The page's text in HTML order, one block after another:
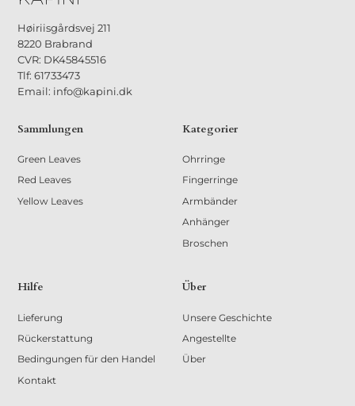
Høiriisgårdsvej 211
8220 Brabrand
CVR: DK45845516
Tlf: 61733473
Email: info@kapini.dk
Sammlungen
Green Leaves
Red Leaves
Yellow Leaves
Kategorier
Ohrringe
Fingerringe
Armbänder
Anhänger
Broschen
Hilfe
Lieferung
Rückerstattung
Bedingungen für den Handel
Kontakt
Über
Unsere Geschichte
Angestellte
Über